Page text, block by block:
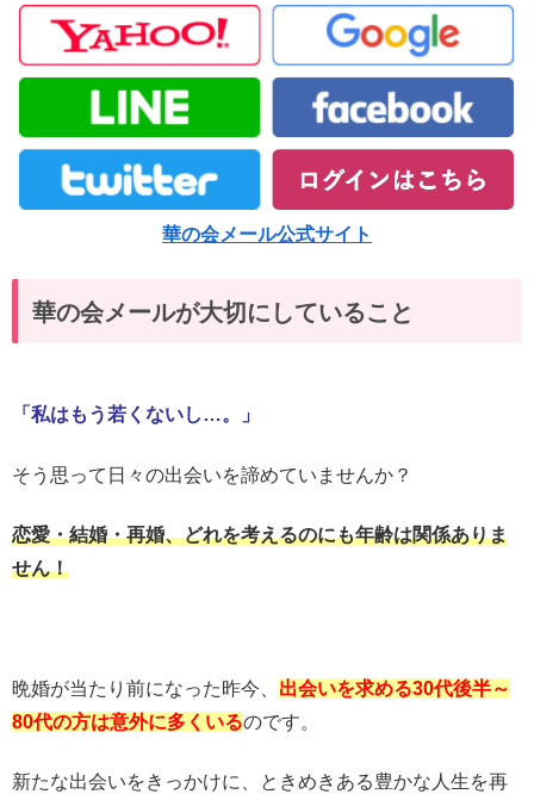
華の会メール公式サイト
華の会メールが大切にしていること
「私はもう若くないし…。」
そう思って日々の出会いを諦めていませんか？
恋愛・結婚・再婚、どれを考えるのにも年齢は関係ありま
せん！
晩婚が当たり前になった昨今、 出会いを求める30代後半～
80代の方は意外に多くいるのです。
新たな出会いをきっかけに、ときめきある豊かな人生を再